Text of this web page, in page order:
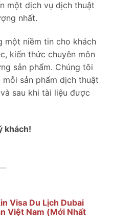
một dịch vụ dịch thuật
nhất.
một niềm tin cho khách
kiến thức chuyên môn
sản phẩm. Chúng tôi
sản phẩm dịch thuật
sau khi tài liệu được
khách!
Visa Du Lịch Dubai
Việt Nam (Mới Nhất